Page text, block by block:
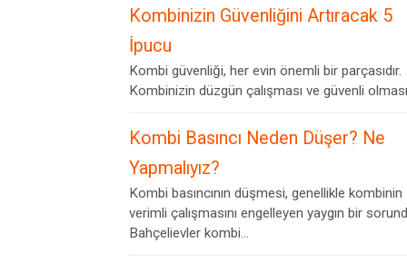
Kombinizin Güvenliğini Artıracak 5
İpucu
Kombi güvenliği, her evin önemli bir parçasıdır.
Kombinizin düzgün çalışması ve güvenli
Kombi Basıncı Neden Düşer? Ne
Yapmalıyız?
Kombi basıncının düşmesi, genellikle kombinin
verimli çalışmasını engelleyen yaygın bir
Bahçelievler kombi...